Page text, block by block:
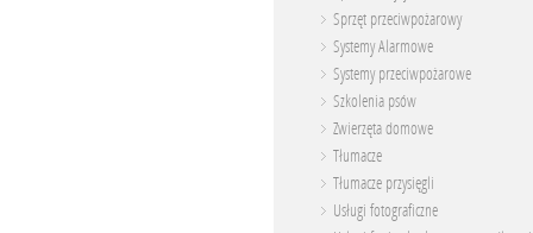
Sprzęt przeciwpożarowy
Systemy Alarmowe
Systemy przeciwpożarowe
Szkolenia psów
Zwierzęta domowe
Tłumacze
Tłumacze przysięgli
Usługi fotograficzne